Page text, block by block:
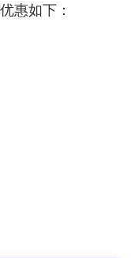
惠如下：